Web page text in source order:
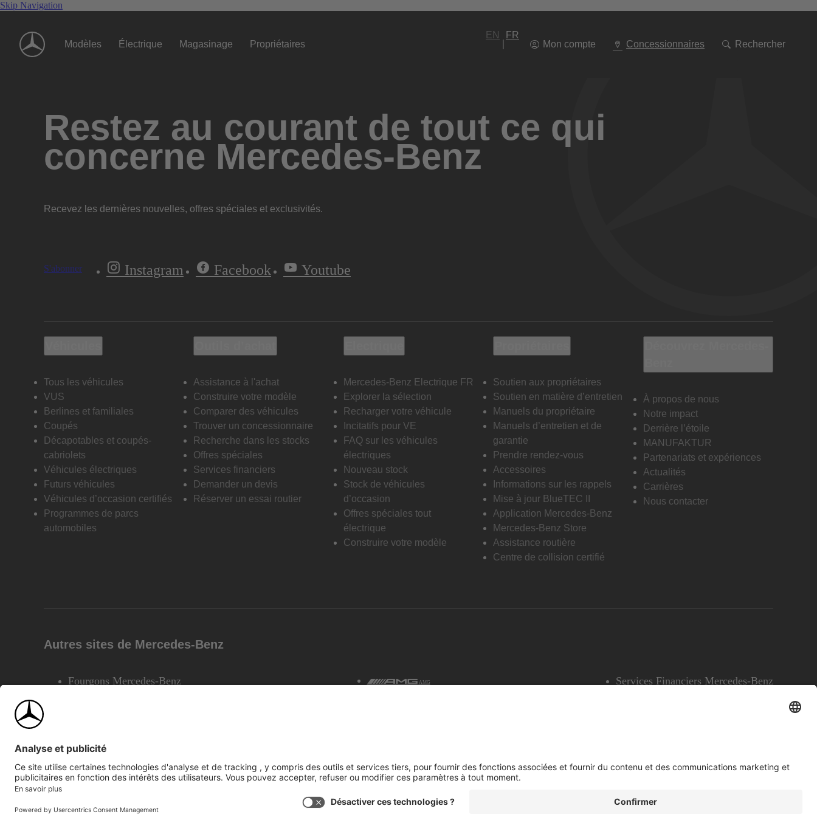
Skip Navigation
Modèles Électrique Magasinage Propriétaires
EN
FR
Mon compte
Concessionnaires Rechercher
à
Restez au courant de tout ce qui
concerne Mercedes-Benz
Recevez les dernières nouvelles, offres spéciales et exclusivités.
S'abonner Instagram Facebook Youtube
Tous les véhicules
VUS
Berlines et familiales
Coupés
Décapotables et coupés-
cabriolets
Véhicules électriques
Futurs véhicules
Véhicules d’occasion certifiés
Programmes de parcs
automobiles
Assistance à l'achat
Construire votre modèle
Comparer des véhicules
Trouver un concessionnaire
Recherche dans les stocks
Offres spéciales
Services financiers
Demander un devis
Réserver un essai routier
Mercedes-Benz Electrique FR
Explorer la sélection
Recharger votre véhicule
Incitatifs pour VE
FAQ sur les véhicules
électriques
Nouveau stock
Stock de véhicules
d’occasion
Offres spéciales tout
électrique
Construire votre modèle
Soutien aux propriétaires
Soutien en matière d’entretien
Manuels du propriétaire
Manuels d’entretien et de
garantie
Prendre rendez-vous
Accessoires
Informations sur les rappels
Mise à jour BlueTEC II
Application Mercedes-Benz
Mercedes-Benz Store
Assistance routière
Centre de collision certifié
À propos de nous
Notre impact
Derrière l’étoile
MANUFAKTUR
Partenariats et expériences
Actualités
Carrières
Nous contacter
Autres sites de Mercedes-Benz
Fourgons Mercedes-Benz AMG Services Financiers Mercedes-Benz
©2026 Mercedes-Benz Canada Inc.